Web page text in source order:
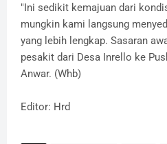
"Ini sedikit kemajuan dari
mungkin kami langsung
yang lebih lengkap. Sasaran
pesakit dari Desa Inrello ke
Anwar. (Whb)
Editor: Hrd